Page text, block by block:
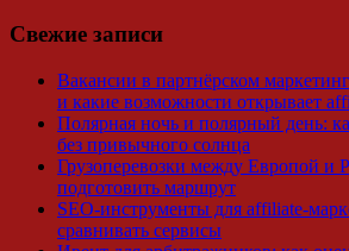
Свежие записи
Вакансии в партнёрском
и какие возможности открывает
Полярная ночь и полярный день:
без привычного солнца
Грузоперевозки между Европой и
подготовить маршрут
SEO-инструменты для affiliate-
сравнивать сервисы